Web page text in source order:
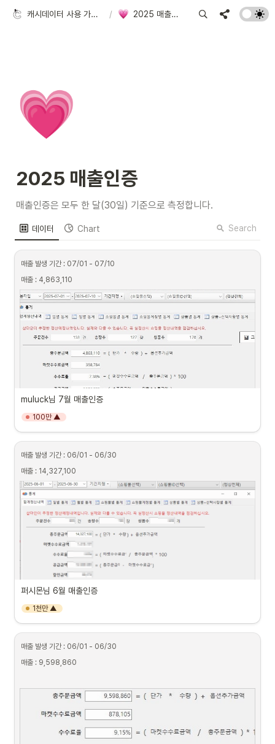
캐시데이터 사용 가이드 / 2025 매출인증
💗
2025 매출인증
매출인증은 모두 한 달(30일) 기준으로 측정합니다.
데이터 Chart Search
매출 발생 기간 : 07/01 - 07/10
매출 : 4,863,110
muluck님 7월 매출인증
100만 ▲
매출 발생 기간 : 06/01 - 06/30
매출 : 14,327,100
퍼시몬님 6월 매출인증
1천만 ▲
매출 발생 기간 : 06/01 - 06/30
매출 : 9,598,860